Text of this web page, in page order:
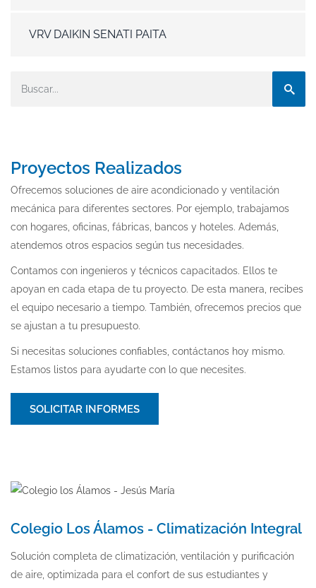
VRV DAIKIN SENATI PAITA
Proyectos Realizados
Ofrecemos soluciones de aire acondicionado y ventilación
mecánica para diferentes sectores. Por ejemplo, trabajamos
con hogares, oficinas, fábricas, bancos y hoteles. Además,
atendemos otros espacios según tus necesidades.
Contamos con ingenieros y técnicos capacitados. Ellos te
apoyan en cada etapa de tu proyecto. De esta manera, recibes
el equipo necesario a tiempo. También, ofrecemos precios que
se ajustan a tu presupuesto.
Si necesitas soluciones confiables, contáctanos hoy mismo.
Estamos listos para ayudarte con lo que necesites.
SOLICITAR INFORMES
Colegio Los Álamos - Climatización Integral
Solución completa de climatización, ventilación y purificación
de aire, optimizada para el confort de sus estudiantes y